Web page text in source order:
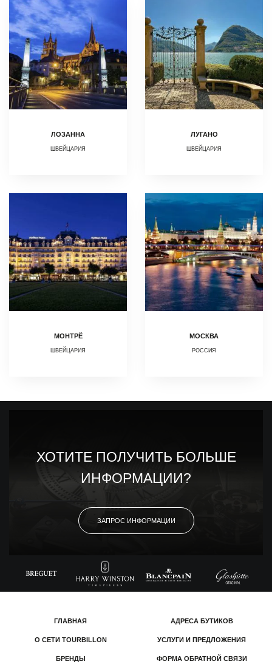
ЛОЗАННА
ШВЕЙЦАРИЯ
ЛУГАНО
ШВЕЙЦАРИЯ
МОНТРЁ
ШВЕЙЦАРИЯ
МОСКВА
РОССИЯ
ХОТИТЕ ПОЛУЧИТЬ БОЛЬШЕ
ИНФОРМАЦИИ?
ЗАПРОС ИНФОРМАЦИИ
ГЛАВНАЯ
О СЕТИ TOURBILLON
БРЕНДЫ
АДРЕСА БУТИКОВ
УСЛУГИ И ПРЕДЛОЖЕНИЯ
ФОРМА ОБРАТНОЙ СВЯЗИ